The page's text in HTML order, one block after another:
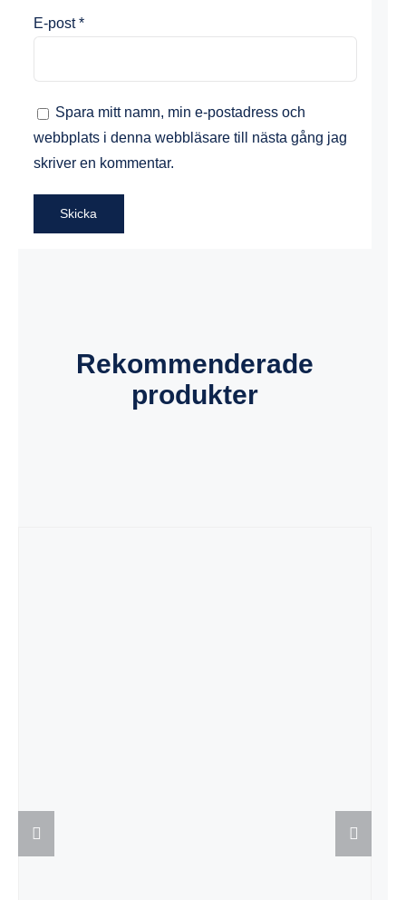
E-post*
Spara mitt namn, min e-postadress och
webbplats i denna webbläsare till nästa gång jag
skriver en kommentar.
Rekommenderade
produkter